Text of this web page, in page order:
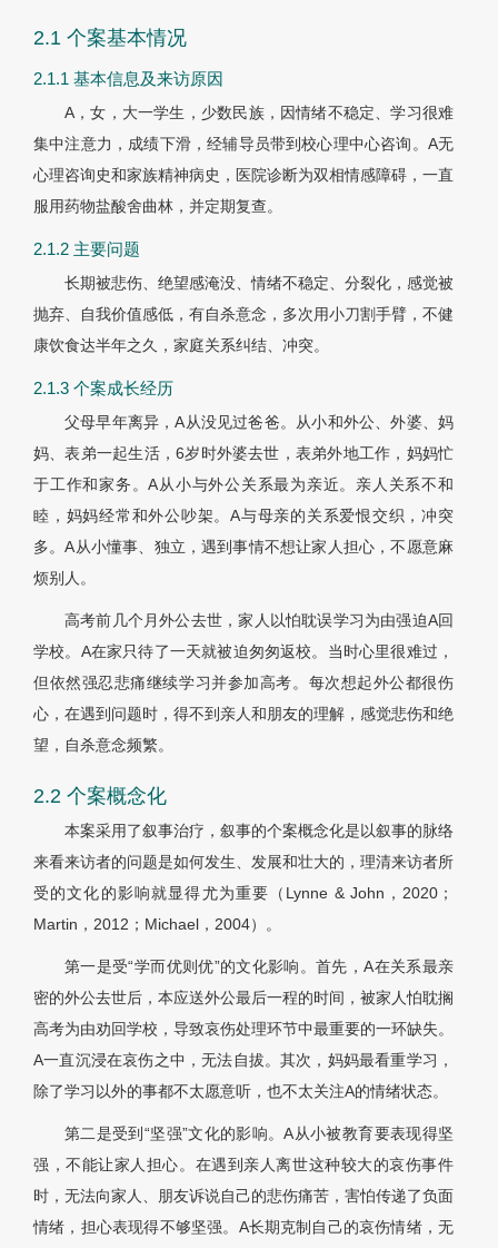
2.1 个案基本情况
2.1.1 基本信息及来访原因
A，女，大一学生，少数民族，因情绪不稳定、学习很难
集中注意力，成绩下滑，经辅导员带到校心理中心咨询。A无
心理咨询史和家族精神病史，医院诊断为双相情感障碍，一直
服用药物盐酸舍曲林，并定期复查。
2.1.2 主要问题
长期被悲伤、绝望感淹没、情绪不稳定、分裂化，感觉被
抛弃、自我价值感低，有自杀意念，多次用小刀割手臂，不健
康饮食达半年之久，家庭关系纠结、冲突。
2.1.3 个案成长经历
父母早年离异，A从没见过爸爸。从小和外公、外婆、妈
妈、表弟一起生活，6岁时外婆去世，表弟外地工作，妈妈忙
于工作和家务。A从小与外公关系最为亲近。亲人关系不和
睦，妈妈经常和外公吵架。A与母亲的关系爱恨交织，冲突
多。A从小懂事、独立，遇到事情不想让家人担心，不愿意麻
烦别人。
高考前几个月外公去世，家人以怕耽误学习为由强迫A回
学校。A在家只待了一天就被迫匆匆返校。当时心里很难过，
但依然强忍悲痛继续学习并参加高考。每次想起外公都很伤
心，在遇到问题时，得不到亲人和朋友的理解，感觉悲伤和绝
望，自杀意念频繁。
2.2 个案概念化
本案采用了叙事治疗，叙事的个案概念化是以叙事的脉络
来看来访者的问题是如何发生、发展和壮大的，理清来访者所
受的文化的影响就显得尤为重要（Lynne & John，2020；
Martin，2012；Michael，2004）。
第一是受“学而优则优”的文化影响。首先，A在关系最亲
密的外公去世后，本应送外公最后一程的时间，被家人怕耽搁
高考为由劝回学校，导致哀伤处理环节中最重要的一环缺失。
A一直沉浸在哀伤之中，无法自拔。其次，妈妈最看重学习，
除了学习以外的事都不太愿意听，也不太关注A的情绪状态。
第二是受到“坚强”文化的影响。A从小被教育要表现得坚
强，不能让家人担心。在遇到亲人离世这种较大的哀伤事件
时，无法向家人、朋友诉说自己的悲伤痛苦，害怕传递了负面
情绪，担心表现得不够坚强。A长期克制自己的哀伤情绪，无